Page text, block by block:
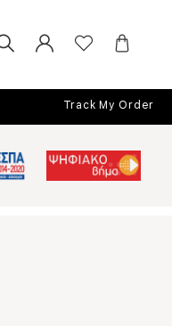
Track My Order